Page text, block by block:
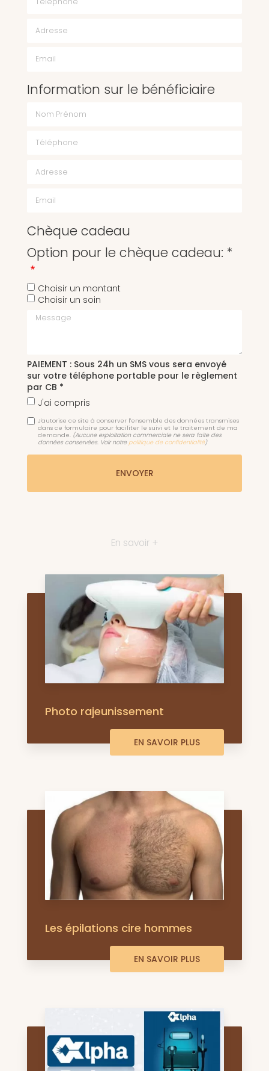
Information sur le bénéficiaire
Chèque cadeau
Option pour le chèque cadeau: *
Choisir un montant
Choisir un soin
Message
PAIEMENT : Sous 24h un SMS vous sera envoyé
sur votre téléphone portable pour le règlement
par CB *
J'ai compris
J'autorise ce site à conserver l'ensemble des données transmises
dans ce formulaire pour faciliter le suivi et le traitement de ma
demande. (Aucune exploitation commerciale ne sera faite des
données conservées. Voir notre politique de confidentialité)
En savoir +
Photo rajeunissement
EN SAVOIR PLUS
Les épilations cire hommes
EN SAVOIR PLUS